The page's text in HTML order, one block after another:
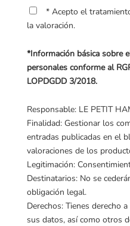
* Acepto el
la valoración.
*Información básica sobre
personales conforme al
LOPDGDD 3/2018.
Responsable: LE PETIT
Finalidad: Gestionar los
entradas publicadas en el
valoraciones de los
Legitimación:
Destinatarios: No se
obligación legal.
Derechos: Tienes derecho
sus datos, así como otros